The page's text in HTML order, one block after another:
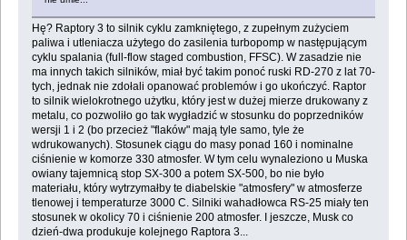
Hę? Raptory 3 to silnik cyklu zamkniętego, z zupełnym zużyciem
paliwa i utleniacza użytego do zasilenia turbopomp w następującym
cyklu spalania (full-flow staged combustion, FFSC). W zasadzie nie
ma innych takich silników, miał być takim ponoć ruski RD-270 z lat 70-
tych, jednak nie zdołali opanować problemów i go ukończyć. Raptor
to silnik wielokrotnego użytku, który jest w dużej mierze drukowany z
metalu, co pozwoliło go tak wygładzić w stosunku do poprzedników
wersji 1 i 2 (bo przecież "flaków" mają tyle samo, tyle że
wdrukowanych). Stosunek ciągu do masy ponad 160 i nominalne
ciśnienie w komorze 330 atmosfer. W tym celu wynaleziono u Muska
owiany tajemnicą stop SX-300 a potem SX-500, bo nie było
materiału, który wytrzymałby te diabelskie "atmosfery" w atmosferze
tlenowej i temperaturze 3000 C. Silniki wahadłowca RS-25 miały ten
stosunek w okolicy 70 i ciśnienie 200 atmosfer. I jeszcze, Musk co
dzień-dwa produkuje kolejnego Raptora 3...